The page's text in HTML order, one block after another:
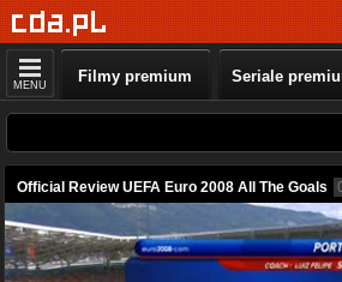
MENU Filmy premium Seriale
Official Review UEFA Euro 2008 All The Goals